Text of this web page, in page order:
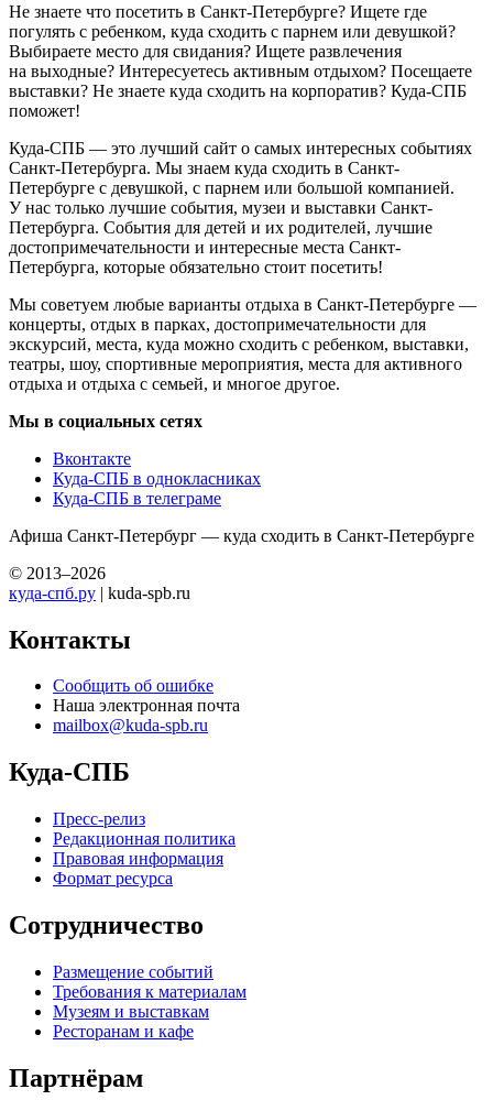
Не знаете что посетить в Санкт-Петербурге? Ищете где
погулять с ребенком, куда сходить с парнем или девушкой?
Выбираете место для свидания? Ищете развлечения
на выходные? Интересуетесь активным отдыхом? Посещаете
выставки? Не знаете куда сходить на корпоратив? Куда-СПБ
поможет!
Куда-СПБ — это лучший сайт о самых интересных событиях
Санкт-Петербурга. Мы знаем куда сходить в Санкт-
Петербурге с девушкой, с парнем или большой компанией.
У нас только лучшие события, музеи и выставки Санкт-
Петербурга. События для детей и их родителей, лучшие
достопримечательности и интересные места Санкт-
Петербурга, которые обязательно стоит посетить!
Мы советуем любые варианты отдыха в Санкт-Петербурге —
концерты, отдых в парках, достопримечательности для
экскурсий, места, куда можно сходить с ребенком, выставки,
театры, шоу, спортивные мероприятия, места для активного
отдыха и отдыха с семьей, и многое другое.
Мы в социальных сетях
Вконтакте
Куда-СПБ в однокласниках
Куда-СПБ в телеграме
Афиша Санкт-Петербург — куда сходить в Санкт-Петербурге
© 2013–2026
куда-спб.ру | kuda-spb.ru
Контакты
Сообщить об ошибке
Наша электронная почта
mailbox@kuda-spb.ru
Куда-СПБ
Пресс-релиз
Редакционная политика
Правовая информация
Формат ресурса
Сотрудничество
Размещение событий
Требования к материалам
Музеям и выставкам
Ресторанам и кафе
Партнёрам